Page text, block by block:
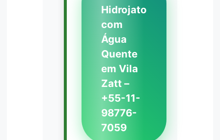
Hidrojato
com
Água
Quente
em Vila
Zatt –
+55-11-
98776-
7059